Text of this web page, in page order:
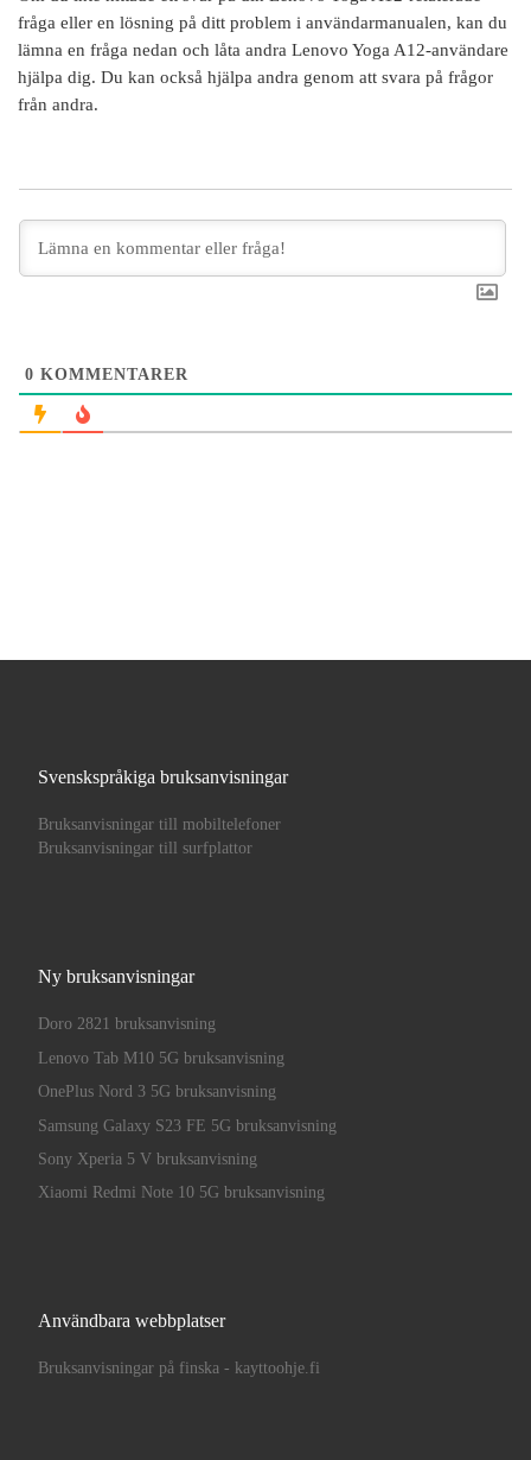
fråga eller en lösning på ditt problem i användarmanualen, kan du
lämna en fråga nedan och låta andra Lenovo Yoga A12-användare
hjälpa dig. Du kan också hjälpa andra genom att svara på frågor
från andra.
0 KOMMENTARER
Svenskspråkiga bruksanvisningar
Bruksanvisningar till mobiltelefoner
Bruksanvisningar till surfplattor
Ny bruksanvisningar
Doro 2821 bruksanvisning
Lenovo Tab M10 5G bruksanvisning
OnePlus Nord 3 5G bruksanvisning
Samsung Galaxy S23 FE 5G bruksanvisning
Sony Xperia 5 V bruksanvisning
Xiaomi Redmi Note 10 5G bruksanvisning
Användbara webbplatser
Bruksanvisningar på finska - kayttoohje.fi